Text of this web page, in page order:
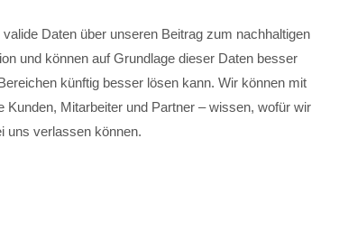
Daten über unseren Beitrag zum nachhaltigen
und können auf Grundlage dieser Daten besser
künftig besser lösen kann. Wir können mit
Mitarbeiter und Partner – wissen, wofür wir
uns verlassen können.